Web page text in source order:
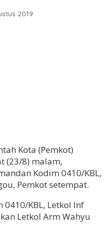
2019
Kota (Pemkot)
(23/8) malam,
Kodim 0410/KBL,
Pemkot setempat.
KBL, Letkol Inf
Letkol Arm Wahyu